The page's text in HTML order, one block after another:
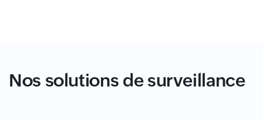
Nos solutions de surveillance